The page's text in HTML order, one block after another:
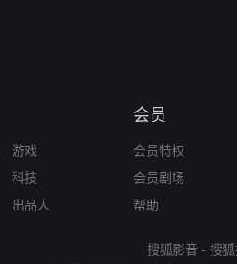
游戏
科技
出品人
会员
会员特权
会员剧场
帮助
搜狐影音 - 搜